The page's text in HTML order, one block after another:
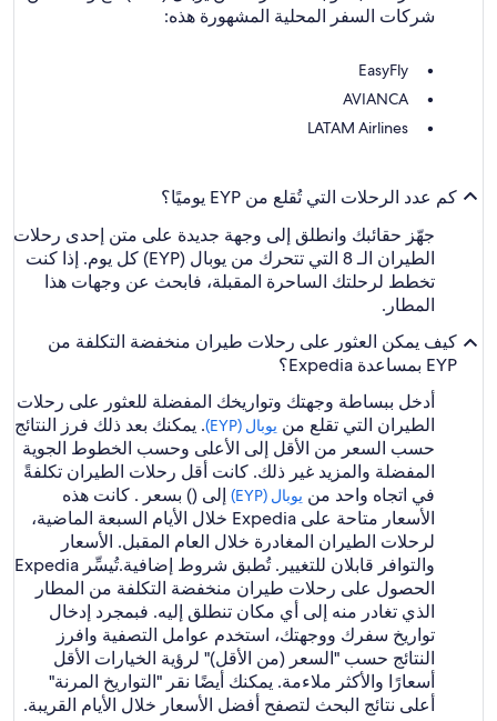
شركات السفر المحلية المشهورة هذه:
EasyFly
AVIANCA
LATAM Airlines
كم عدد الرحلات التي تُقلع من EYP يوميًا؟
جهّز حقائبك وانطلق إلى وجهة جديدة على متن إحدى رحلات
الطيران الـ 8 التي تتحرك من يوبال (EYP) كل يوم. إذا كنت
تخطط لرحلتك الساحرة المقبلة، فابحث عن وجهات هذا
المطار.
كيف يمكن العثور على رحلات طيران منخفضة التكلفة من
EYP بمساعدة Expedia؟
أدخل ببساطة وجهتك وتواريخك المفضلة للعثور على رحلات
الطيران التي تقلع من يوبال (EYP)
. يمكنك بعد ذلك فرز النتائج
حسب السعر من الأقل إلى الأعلى وحسب الخطوط الجوية
المفضلة والمزيد غير ذلك. كانت أقل رحلات الطيران تكلفةً
في اتجاه واحد من يوبال (EYP)
إلى () بسعر . كانت هذه
الأسعار متاحة على Expedia خلال الأيام السبعة الماضية،
لرحلات الطيران المغادرة خلال العام المقبل. الأسعار
والتوافر قابلان للتغيير. تُطبق شروط إضافية.
تُيسِّر Expedia
الحصول على رحلات طيران منخفضة التكلفة من المطار
الذي تغادر منه إلى أي مكان تنطلق إليه. فبمجرد إدخال
تواريخ سفرك ووجهتك، استخدم عوامل التصفية وافرز
النتائج حسب "السعر (من الأقل)" لرؤية الخيارات الأقل
أسعارًا والأكثر ملاءمة. يمكنك أيضًا نقر "التواريخ المرنة"
أعلى نتائج البحث لتصفح أفضل الأسعار خلال الأيام القريبة.